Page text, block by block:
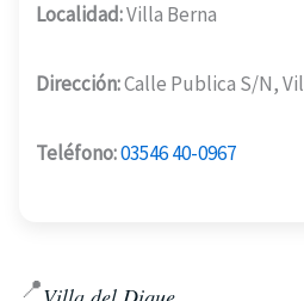
Localidad:Villa Berna
Dirección:Calle Publica S/N,
Teléfono:03546 40-0967
📍